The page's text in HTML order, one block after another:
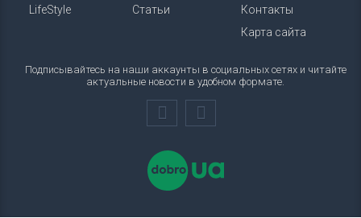
LifeStyle
Статьи
Контакты
Карта сайта
Подписывайтесь на наши аккаунты в социальных сетях и читайте
актуальные новости в удобном формате.